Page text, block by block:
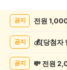
서/
공지 전원
공지
공지